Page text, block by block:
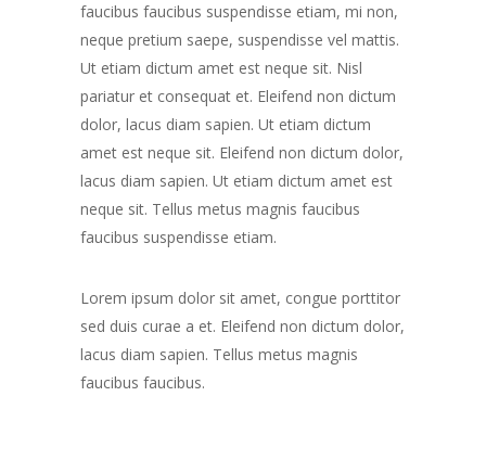
faucibus faucibus suspendisse etiam, mi non,
neque pretium saepe, suspendisse vel mattis.
Ut etiam dictum amet est neque sit. Nisl
pariatur et consequat et. Eleifend non dictum
dolor, lacus diam sapien. Ut etiam dictum
amet est neque sit. Eleifend non dictum dolor,
lacus diam sapien. Ut etiam dictum amet est
neque sit. Tellus metus magnis faucibus
faucibus suspendisse etiam.
Lorem ipsum dolor sit amet, congue porttitor
sed duis curae a et. Eleifend non dictum dolor,
lacus diam sapien. Tellus metus magnis
faucibus faucibus.